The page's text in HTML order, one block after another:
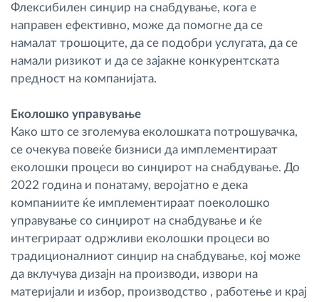
Флексибилен синџир на снабдување, кога е
направен ефективно, може да помогне да се
намалат трошоците, да се подобри услугата, да се
намали ризикот и да се зајакне конкурентската
предност на компанијата.
Еколошко управување
Како што се зголемува еколошката потрошувачка,
се очекува повеќе бизниси да имплементираат
еколошки процеси во синџирот на снабдување. До
2022 година и понатаму, веројатно е дека
компаниите ќе имплементираат поеколошко
управување со синџирот на снабдување и ќе
интегрираат одржливи еколошки процеси во
традиционалниот синџир на снабдување, кој може
да вклучува дизајн на производи, извори на
материјали и избор, производство , работење и крај